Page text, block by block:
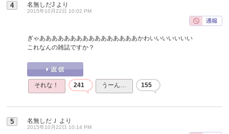
4 名無しだJ より
2015年10月22日 10:02 PM
ぎゃああああああああああああああああかわいいいいいいい
これなんの雑誌ですか？
それな！ 241 うーん… 155
5 名無しだＪ より
2015年10月22日 10:14 PM